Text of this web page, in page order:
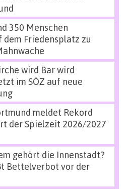
350 Menschen
Friedensplatz zu
wird Bar wird
im SÖZ auf neue
meldet Rekord
der Spielzeit 2026/2027
gehört die Innenstadt?
Bettelverbot vor der